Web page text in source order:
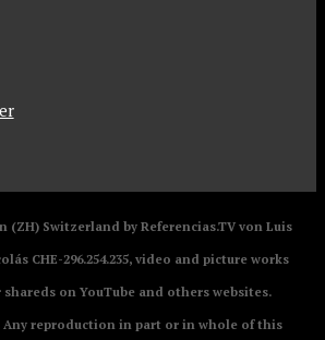
(ZH) Switzerland by Referencias.TV von Luis
CHE-296.254.235, video and picture works
on YouTube and others websites.
Any reproduction in part or in whole of this